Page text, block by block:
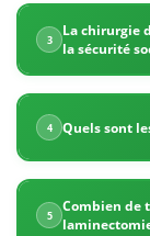
du
canal
lombaire
étroit
en
Tunisie
en
Tunisie
est
proposée
3
La chirurgie
la sécurité
4 Quels sont
5
Combien de